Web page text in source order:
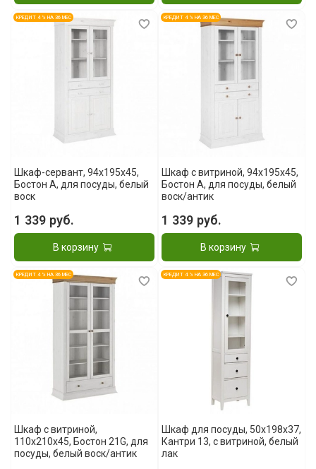
КРЕДИТ 4 % НА 36 МЕС
Шкаф-сервант, 94x195x45,
Бостон А, для посуды, белый
воск
1 339 руб.
В корзину
КРЕДИТ 4 % НА 36 МЕС
Шкаф с витриной, 94x195x45,
Бостон А, для посуды, белый
воск/антик
1 339 руб.
В корзину
КРЕДИТ 4 % НА 36 МЕС
Шкаф с витриной,
110x210x45, Бостон 21G, для
посуды, белый воск/антик
КРЕДИТ 4 % НА 36 МЕС
Шкаф для посуды, 50х198х37,
Кантри 13, с витриной, белый
лак